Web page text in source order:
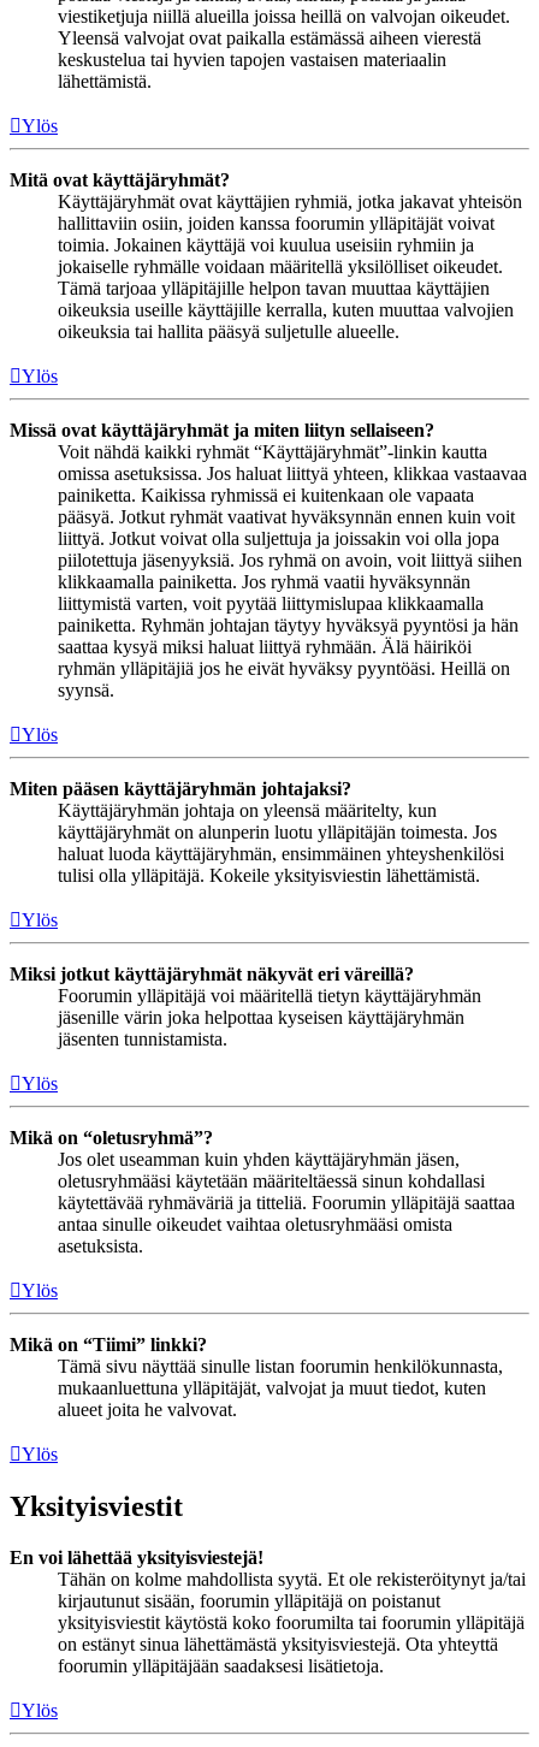
viestiketjuja niillä alueilla joissa heillä on valvojan oikeudet.
Yleensä valvojat ovat paikalla estämässä aiheen vierestä
keskustelua tai hyvien tapojen vastaisen materiaalin
lähettämistä.
Ylös
Mitä ovat käyttäjäryhmät?
Käyttäjäryhmät ovat käyttäjien ryhmiä, jotka jakavat yhteisön
hallittaviin osiin, joiden kanssa foorumin ylläpitäjät voivat
toimia. Jokainen käyttäjä voi kuulua useisiin ryhmiin ja
jokaiselle ryhmälle voidaan määritellä yksilölliset oikeudet.
Tämä tarjoaa ylläpitäjille helpon tavan muuttaa käyttäjien
oikeuksia useille käyttäjille kerralla, kuten muuttaa valvojien
oikeuksia tai hallita pääsyä suljetulle alueelle.
Ylös
Missä ovat käyttäjäryhmät ja miten liityn sellaiseen?
Voit nähdä kaikki ryhmät “Käyttäjäryhmät”-linkin kautta
omissa asetuksissa. Jos haluat liittyä yhteen, klikkaa vastaavaa
painiketta. Kaikissa ryhmissä ei kuitenkaan ole vapaata
pääsyä. Jotkut ryhmät vaativat hyväksynnän ennen kuin voit
liittyä. Jotkut voivat olla suljettuja ja joissakin voi olla jopa
piilotettuja jäsenyyksiä. Jos ryhmä on avoin, voit liittyä siihen
klikkaamalla painiketta. Jos ryhmä vaatii hyväksynnän
liittymistä varten, voit pyytää liittymislupaa klikkaamalla
painiketta. Ryhmän johtajan täytyy hyväksyä pyyntösi ja hän
saattaa kysyä miksi haluat liittyä ryhmään. Älä häiriköi
ryhmän ylläpitäjiä jos he eivät hyväksy pyyntöäsi. Heillä on
syynsä.
Ylös
Miten pääsen käyttäjäryhmän johtajaksi?
Käyttäjäryhmän johtaja on yleensä määritelty, kun
käyttäjäryhmät on alunperin luotu ylläpitäjän toimesta. Jos
haluat luoda käyttäjäryhmän, ensimmäinen yhteyshenkilösi
tulisi olla ylläpitäjä. Kokeile yksityisviestin lähettämistä.
Ylös
Miksi jotkut käyttäjäryhmät näkyvät eri väreillä?
Foorumin ylläpitäjä voi määritellä tietyn käyttäjäryhmän
jäsenille värin joka helpottaa kyseisen käyttäjäryhmän
jäsenten tunnistamista.
Ylös
Mikä on “oletusryhmä”?
Jos olet useamman kuin yhden käyttäjäryhmän jäsen,
oletusryhmääsi käytetään määriteltäessä sinun kohdallasi
käytettävää ryhmäväriä ja titteliä. Foorumin ylläpitäjä saattaa
antaa sinulle oikeudet vaihtaa oletusryhmääsi omista
asetuksista.
Ylös
Mikä on “Tiimi” linkki?
Tämä sivu näyttää sinulle listan foorumin henkilökunnasta,
mukaanluettuna ylläpitäjät, valvojat ja muut tiedot, kuten
alueet joita he valvovat.
Ylös
Yksityisviestit
En voi lähettää yksityisviestejä!
Tähän on kolme mahdollista syytä. Et ole rekisteröitynyt ja/tai
kirjautunut sisään, foorumin ylläpitäjä on poistanut
yksityisviestit käytöstä koko foorumilta tai foorumin ylläpitäjä
on estänyt sinua lähettämästä yksityisviestejä. Ota yhteyttä
foorumin ylläpitäjään saadaksesi lisätietoja.
Ylös